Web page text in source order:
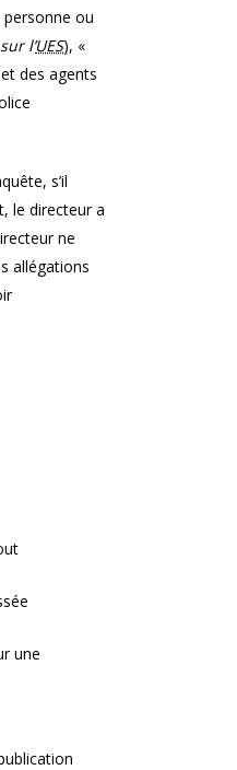
ou
l’UES), «
des agents
s’il
le directeur a
ne
allégations
une